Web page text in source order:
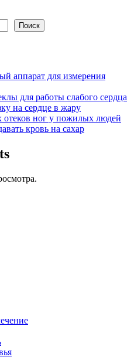
Поиск
аппарат для измерения
для работы слабого сердца
на сердце в жару
ног у пожилых людей
кровь на сахар